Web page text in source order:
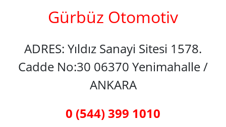
Gürbüz Otomotiv
ADRES: Yıldız Sanayi Sitesi 1578.
Cadde No:30 06370 Yenimahalle /
ANKARA
0 (544) 399 1010